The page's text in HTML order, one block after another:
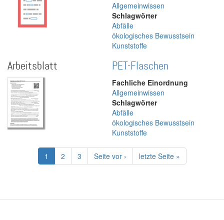
Allgemeinwissen
Schlagwörter
Abfälle
ökologisches Bewusstsein
Kunststoffe
Arbeitsblatt PET-Flaschen
Fachliche Einordnung
Allgemeinwissen
Schlagwörter
Abfälle
ökologisches Bewusstsein
Kunststoffe
Seitennummerierung
Aktuelle
Seite
1 Page
2 Page
3
Nächste
Seite
Seite vor ›
Letzte
Seite
letzte Seite »